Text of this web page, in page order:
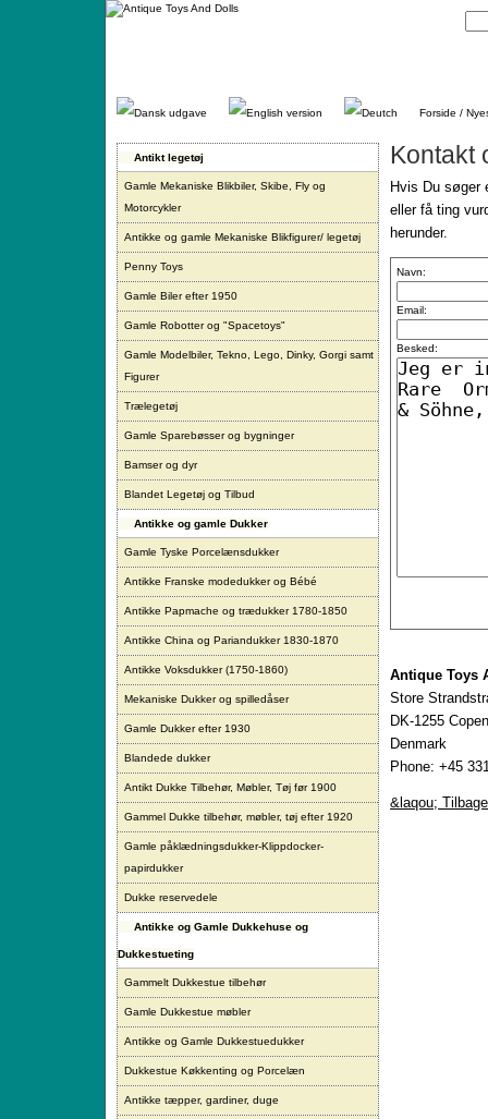
Gå
Forside /
Antikt legetøj
Gamle Mekaniske Blikbiler, Skibe, Fly og
Motorcykler
Antikke og gamle Mekaniske Blikfigurer/ legetøj
Penny Toys
Gamle Biler efter 1950
Gamle Robotter og "Spacetoys"
Gamle Modelbiler, Tekno, Lego, Dinky, Gorgi samt
Figurer
Trælegetøj
Gamle Sparebøsser og bygninger
Bamser og dyr
Blandet Legetøj og Tilbud
Antikke og gamle Dukker
Gamle Tyske Porcelænsdukker
Antikke Franske modedukker og Bébé
Antikke Papmache og trædukker 1780-1850
Antikke China og Pariandukker 1830-1870
Antikke Voksdukker (1750-1860)
Mekaniske Dukker og spilledåser
Gamle Dukker efter 1930
Blandede dukker
Antikt Dukke Tilbehør, Møbler, Tøj før 1900
Gammel Dukke tilbehør, møbler, tøj efter 1920
Gamle påklædningsdukker-Klippdocker-
papirdukker
Dukke reservedele
Antikke og Gamle Dukkehuse og
Dukkestueting
Gammelt Dukkestue tilbehør
Gamle Dukkestue møbler
Antikke og Gamle Dukkestuedukker
Dukkestue Køkkenting og Porcelæn
Antikke tæpper, gardiner, duge
Kontakt
Hvis Du
eller få ting
herunder.
Navn:
Email:
Besked:
Antique Toys
Store
DK-1255
Denmark
Phone: +45
&laqou; Tilbage